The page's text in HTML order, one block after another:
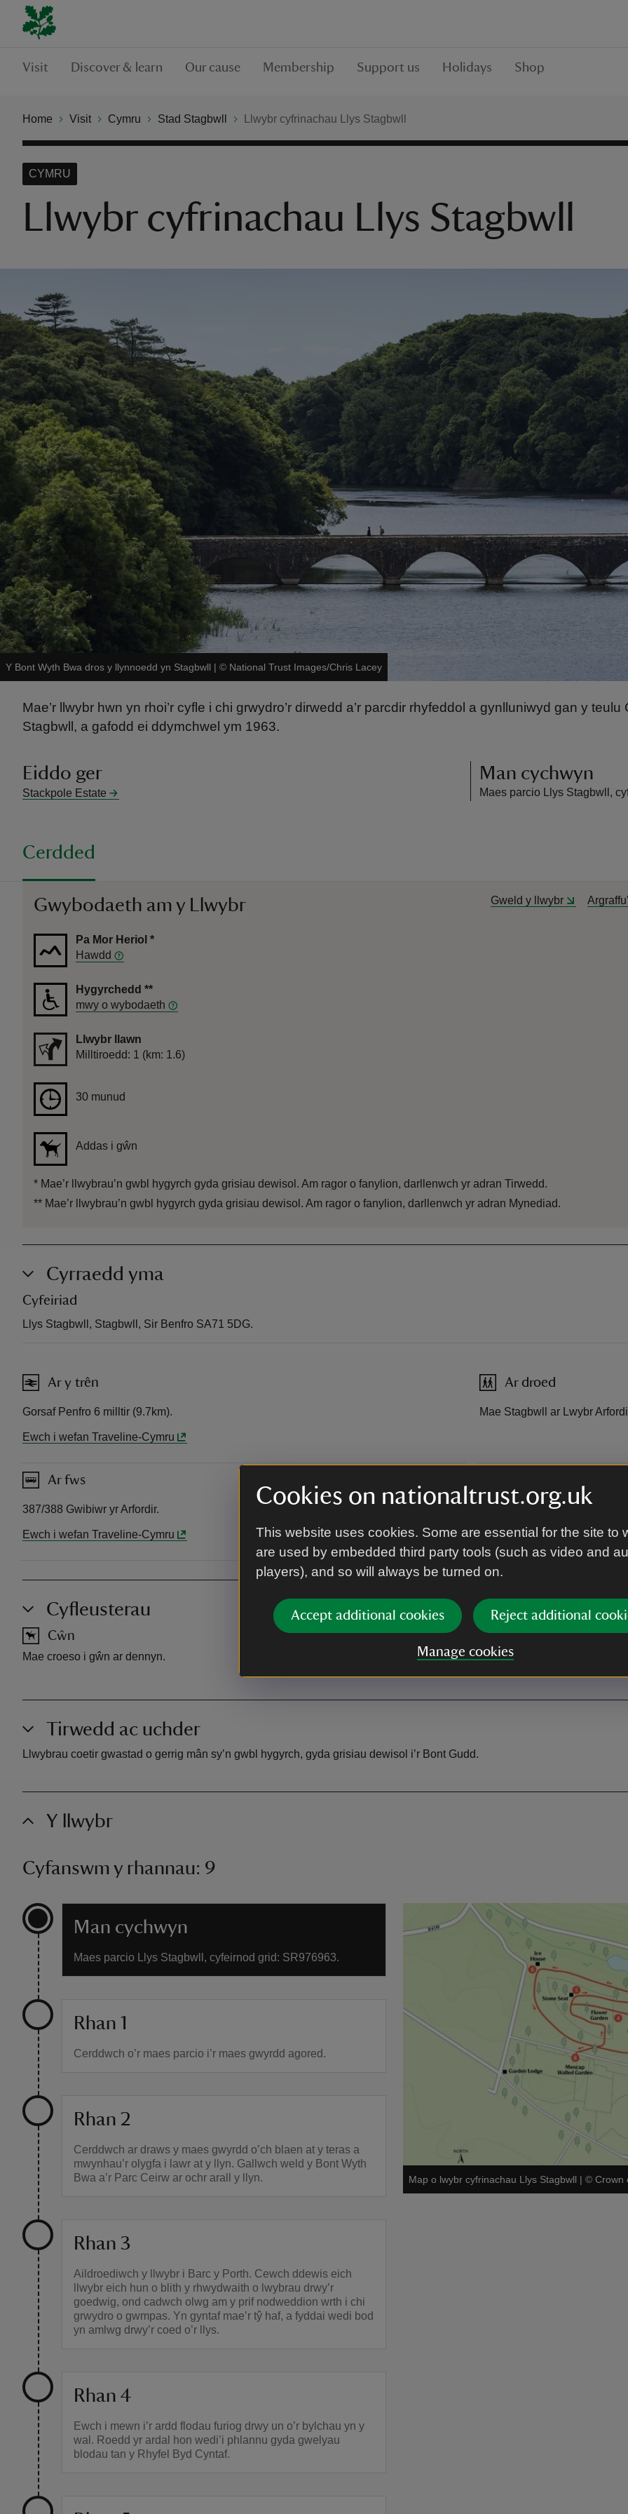
Cookies on nationaltrust.org.uk
This website uses cookies. Some are essential for the site to
are used by embedded third party tools (such as video and
players), and so will always be turned on.
Accept additional cookies Reject additional
Manage cookies
Visit Discover & learn Our cause Membership Support us Holidays Shop
Home Visit Cymru Stad Stagbwll Llwybr cyfrinachau Llys Stagbwll
Llwybr cyfrinachau Llys Stagbwll
CYMRU
Y Bont Wyth Bwa dros y llynnoedd yn Stagbwll | © National Trust Images/Chris Lacey
Mae’r llwybr hwn yn rhoi’r cyfle i chi grwydro’r dirwedd a’r parcdir rhyfeddol a gynlluniwyd gan y
Stagbwll, a gafodd ei ddymchwel ym 1963.
Eiddo ger
Stackpole Estate
Man cychwyn
Maes parcio Llys Stagbwll,
Cerdded
Gwybodaeth am y Llwybr Gweld y llwybr
Pa Mor Heriol *
Hawdd
Hygyrchedd **
mwy o wybodaeth
Llwybr llawn
Pellter
Milltiroedd: 1 (km: 1.6)
Hyd30 munud
30 munud
Addas i gŵn
* Mae’r llwybrau’n gwbl hygyrch gyda grisiau dewisol. Am ragor o fanylion, darllenwch yr adran Tirwedd.
** Mae’r llwybrau’n gwbl hygyrch gyda grisiau dewisol. Am ragor o fanylion, darllenwch yr adran Mynediad.
Cyrraedd yma
Cyfeiriad
Llys Stagbwll, Stagbwll, Sir Benfro SA71 5DG.
Ar y trên
Gorsaf Penfro 6 milltir (9.7km).
Ewch i wefan Traveline-Cymru
Ar droed
Mae Stagbwll ar Lwybr
Ar fws
387/388 Gwibiwr yr Arfordir.
Ewch i wefan Traveline-Cymru
Dilynwch y B4319 Penfro i
Cyfleusterau
Cŵn
Mae croeso i gŵn ar dennyn.
Tirwedd ac uchder
Llwybrau coetir gwastad o gerrig mân sy’n gwbl hygyrch, gyda grisiau dewisol i’r Bont Gudd.
Y llwybr
Cyfanswm y rhannau: 9
Man cychwyn
Maes parcio Llys Stagbwll, cyfeirnod grid: SR976963.
Rhan 1
Cerddwch o’r maes parcio i’r maes gwyrdd agored.
Rhan 2
Cerddwch ar draws y maes gwyrdd o’ch blaen at y teras a
mwynhau’r olygfa i lawr at y llyn. Gallwch weld y Bont Wyth
Bwa a’r Parc Ceirw ar ochr arall y llyn.
Rhan 3
Aildroediwch y llwybr i Barc y Porth. Cewch ddewis eich
llwybr eich hun o blith y rhwydwaith o lwybrau drwy’r
goedwig, ond cadwch olwg am y prif nodweddion wrth i chi
grwydro o gwmpas. Yn gyntaf mae’r tŷ haf, a fyddai wedi bod
yn amlwg drwy’r coed o’r llys.
Rhan 4
Ewch i mewn i’r ardd flodau furiog drwy un o’r bylchau yn y
wal. Roedd yr ardal hon wedi’i phlannu gyda gwelyau
blodau tan y Rhyfel Byd Cyntaf.
Map o lwybr cyfrinachau Llys Stagbwll |©Crown